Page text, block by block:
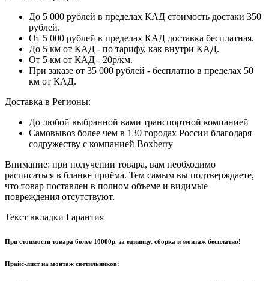
До 5 000 рублей в пределах КАД стоимость достаки 350
рублей.
От 5 000 рублей в пределах КАД доставка бесплатная.
До 5 км от КАД - по тарифу, как внутри КАД.
От 5 км от КАД - 20р/км.
При заказе от 35 000 рублей - бесплатно в пределах 50
км от КАД.
Доставка в Регионы:
До любой выбранной вами транспортной компанией
Самовывоз более чем в 130 городах России благодаря
содружеству с компанией Boxberry
Внимание: при получении товара, вам необходимо
расписаться в бланке приёма. Тем самым вы подтверждаете,
что товар поставлен в полном объеме и видимые
повреждения отсутствуют.
Текст вкладки Гарантия
При стоимости товара более 10000р. за единицу, сборка и монтаж бесплатно!
Прайс-лист на монтаж светильников: